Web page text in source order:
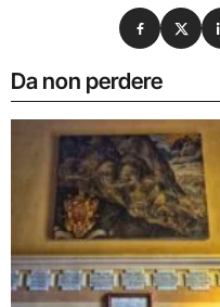
Da non perdere
Condividi